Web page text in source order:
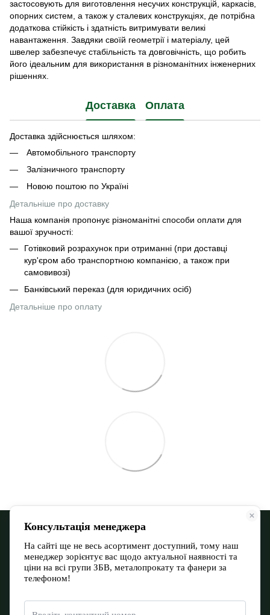
застосовують для виготовлення несучих конструкцій, каркасів,
опорних систем, а також у сталевих конструкціях, де потрібна
додаткова стійкість і здатність витримувати великі
навантаження. Завдяки своїй геометрії і матеріалу, цей
швелер забезпечує стабільність та довговічність, що робить
його ідеальним для використання в різноманітних інженерних
рішеннях.
Доставка Оплата
Доставка здійснюється шляхом:
Автомобільного транспорту
Залізничного транспорту
Новою поштою по Україні
Детальніше про доставку
Наша компанія пропонує різноманітні способи оплати для
вашої зручності:
Готівковий розрахунок при отриманні (при доставці
кур'єром або транспортною компанією, а також при
самовивозі)
Банківський переказ (для юридичних осіб)
Детальніше про оплату
068 900 12-13 066 532 11-72
Контактна інформація
Повна версія сайту